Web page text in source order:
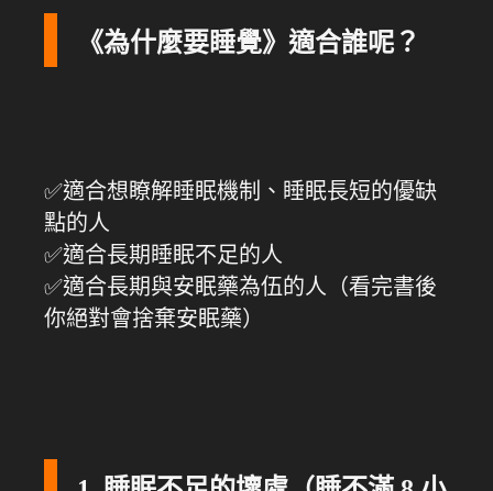
《為什麼要睡覺》適合誰呢？
✅適合想瞭解睡眠機制、睡眠長短的優缺
點的人
✅適合長期睡眠不足的人
✅適合長期與安眠藥為伍的人（看完書後
你絕對會捨棄安眠藥）